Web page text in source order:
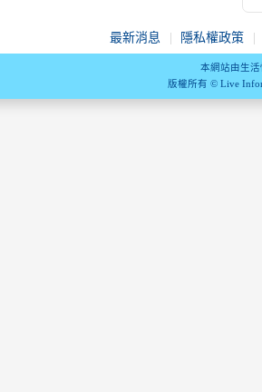
最新消息 隱私權政策
本網站由生
版權所有 © Live